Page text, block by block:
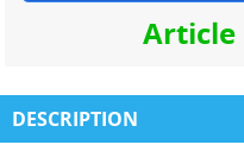
Article
DESCRIPTION